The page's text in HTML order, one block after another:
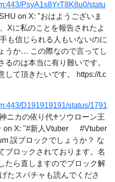
PsyA1s8YrT8K8u0/statu
on X: "おはようございま
Xに私のことを報告されたよ
も信じられる人もいないのに
うか… この際なので言ってし
るのは本当に有り難いです。
して頂きたいです。 https://t.c
D191919191/status/1791
ニカの依り代♰ソウローン王
on X: "#新人Vtuber #Vtuber
誤ブロックでしょうか？ な
ブロックされております。名
たら直しますのでブロック解
たスパチャも読んでくださ